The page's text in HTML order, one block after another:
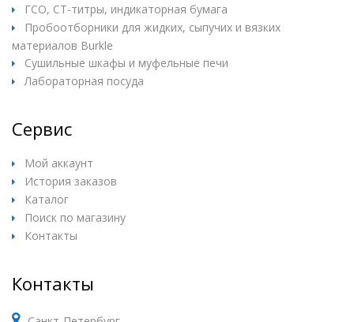
ГСО, СТ-титры, индикаторная бумага
Пробоотборники для жидких, сыпучих и вязких
материалов Burkle
Сушильные шкафы и муфельные печи
Лабораторная посуда
Сервис
Мой аккаунт
История заказов
Каталог
Поиск по магазину
Контакты
Контакты